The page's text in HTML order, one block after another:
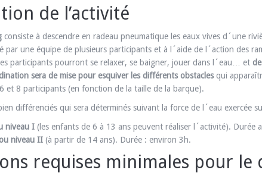
de l’activité
consiste à descendre en radeau pneumatique les eaux vives d´une
par une équipe de plusieurs participants et à l´aide de l´action des
participants pourront se relaxer, se baigner, jouer dans l´eau… et
sera de mise pour esquiver les différents obstaclesqui
et 8 participants (en fonction de la taille de la barque).
différenciés qui sera déterminés suivant la force de l´eau exercée
niveau I (les enfants de 6 à 13 ans peuvent réaliser l´activité). Durée
niveau II (à partir de 14 ans). Durée : environ 3h.
requises minimales pour